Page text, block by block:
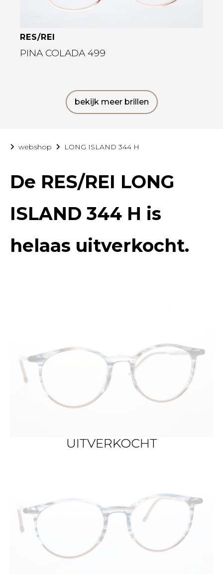
RES/REI
PINA COLADA 499
bekijk meer brillen
webshop LONG ISLAND 344 H
De RES/REI LONG
ISLAND 344 H is
helaas uitverkocht.
UITVERKOCHT
UITVERKOCHT